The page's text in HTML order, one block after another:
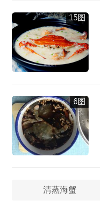
15图
6图
清蒸海蟹